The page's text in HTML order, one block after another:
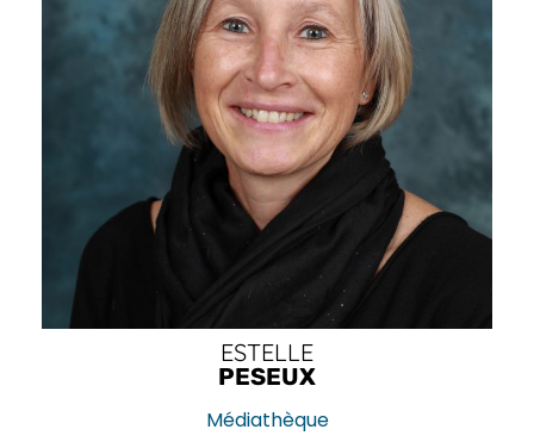
ESTELLE
PESEUX
Médiathèque